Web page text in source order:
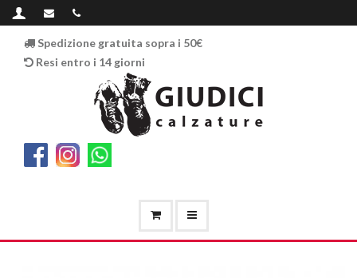
Spedizione gratuita sopra i 50€
Resi entro i 14 giorni